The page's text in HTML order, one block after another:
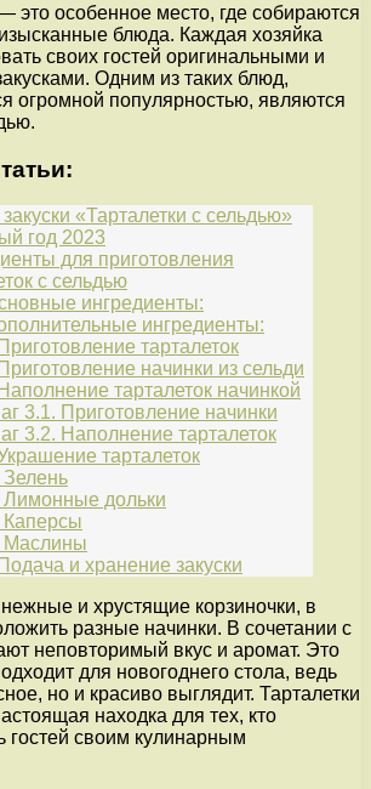
это особенное место, где собираются
блюда. Каждая хозяйка
своих гостей оригинальными и
Одним из таких блюд,
огромной популярностью, являются
«Тарталетки с сельдью»
год 2023
для приготовления
с сельдью
ингредиенты:
ингредиенты:
тарталеток
начинки из сельди
тарталеток начинкой
3.1. Приготовление начинки
3.2. Наполнение тарталеток
тарталеток
Зелень
Лимонные дольки
Каперсы
Маслины
и хранение закуски
и хрустящие корзиночки, в
разные начинки. В сочетании с
неповторимый вкус и аромат. Это
для новогоднего стола, ведь
но и красиво выглядит. Тарталетки
находка для тех, кто
гостей своим кулинарным